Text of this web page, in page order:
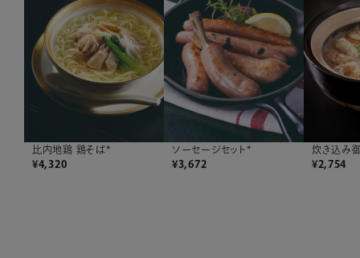
比内地鶏 鶏そば*
¥4,320
ソーセージセット*
¥3,672
炊き込み
¥2,754